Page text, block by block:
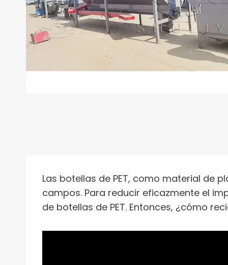
Las botellas de PET, como material de
campos. Para reducir eficazmente el
de botellas de PET. Entonces, ¿cómo